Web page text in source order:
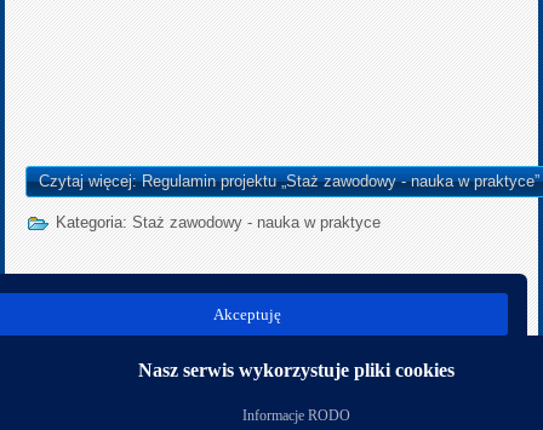
Czytaj więcej: Regulamin projektu „Staż zawodowy - nauka w praktyce”
Kategoria:Staż zawodowy - nauka w praktyce
Akceptuję
Nasz serwis wykorzystuje pliki cookies
Informacje RODO